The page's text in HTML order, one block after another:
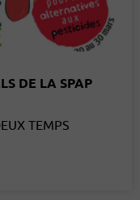
DE LA SPAP
TEMPS